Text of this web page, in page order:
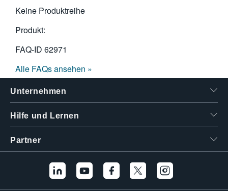
Keine Produktreihe
Produkt:
FAQ-ID 62971
Alle FAQs ansehen »
Unternehmen
Hilfe und Lernen
Partner